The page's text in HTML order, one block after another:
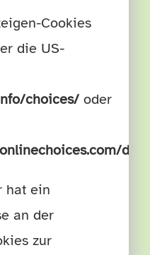
Cookies
die US-
choices/oder
hat ein
an der
zur